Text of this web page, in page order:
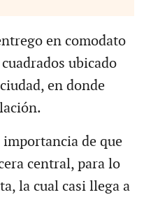
en comodato
ubicado
en donde
importancia de que
central, para lo
la cual casi llega a